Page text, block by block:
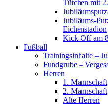
Tütchen mit
Jubiläums-
Eichenstadion
Kick-Off am
Fußball
Trainingsinhalte –
Fundgrube –
Herren
1. Mannschaft
2. Mannschaft
Alte Herren